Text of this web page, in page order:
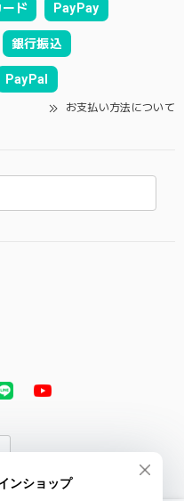
ド PayPay
銀行振込
PayPal
お支払い方法について
オンラインショップ